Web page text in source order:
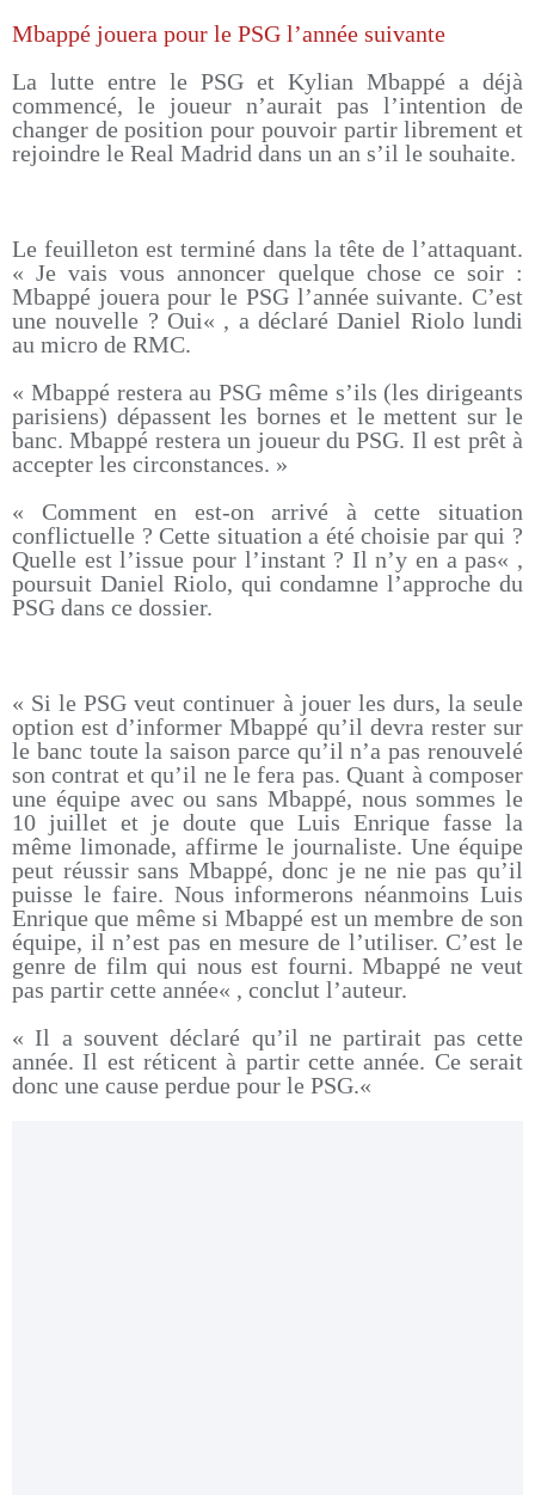
Mbappé jouera pour le PSG l’année suivante
La lutte entre le PSG et Kylian Mbappé a déjà
commencé, le joueur n’aurait pas l’intention de
changer de position pour pouvoir partir librement et
rejoindre le Real Madrid dans un an s’il le souhaite.
Le feuilleton est terminé dans la tête de l’attaquant.
« Je vais vous annoncer quelque chose ce soir :
Mbappé jouera pour le PSG l’année suivante. C’est
une nouvelle ? Oui« , a déclaré Daniel Riolo lundi
au micro de RMC.
« Mbappé restera au PSG même s’ils (les dirigeants
parisiens) dépassent les bornes et le mettent sur le
banc. Mbappé restera un joueur du PSG. Il est prêt à
accepter les circonstances. »
« Comment en est-on arrivé à cette situation
conflictuelle ? Cette situation a été choisie par qui ?
Quelle est l’issue pour l’instant ? Il n’y en a pas« ,
poursuit Daniel Riolo, qui condamne l’approche du
PSG dans ce dossier.
« Si le PSG veut continuer à jouer les durs, la seule
option est d’informer Mbappé qu’il devra rester sur
le banc toute la saison parce qu’il n’a pas renouvelé
son contrat et qu’il ne le fera pas. Quant à composer
une équipe avec ou sans Mbappé, nous sommes le
10 juillet et je doute que Luis Enrique fasse la
même limonade, affirme le journaliste. Une équipe
peut réussir sans Mbappé, donc je ne nie pas qu’il
puisse le faire. Nous informerons néanmoins Luis
Enrique que même si Mbappé est un membre de son
équipe, il n’est pas en mesure de l’utiliser. C’est le
genre de film qui nous est fourni. Mbappé ne veut
pas partir cette année« , conclut l’auteur.
« Il a souvent déclaré qu’il ne partirait pas cette
année. Il est réticent à partir cette année. Ce serait
donc une cause perdue pour le PSG.«